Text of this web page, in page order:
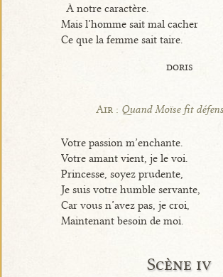
À notre caractère.
Mais l’homme sait mal cacher
Ce que la femme sait taire.
doris
Air : Quand Moïse fit
Votre passion m’enchante.
Votre amant vient, je le voi.
Princesse, soyez prudente,
Je suis votre humble servante,
Car vous n’avez pas, je croi,
Maintenant besoin de moi.
Scène iv